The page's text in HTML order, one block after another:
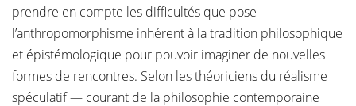
prendre en compte les difficultés que pose
l’anthropomorphisme inhérent à la tradition philosophique
et épistémologique pour pouvoir imaginer de nouvelles
formes de rencontres. Selon les théoriciens du réalisme
spéculatif — courant de la philosophie contemporaine